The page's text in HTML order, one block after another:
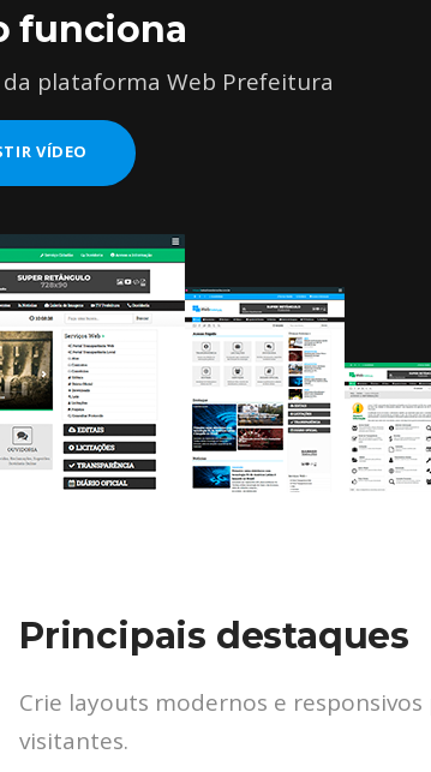
funciona
plataforma Web Prefeitura
VÍDEO
Principais destaques
Crie layouts modernos e
visitantes.